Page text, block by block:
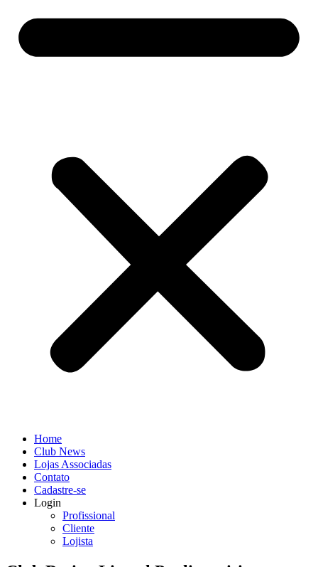
Home
Club News
Lojas Associadas
Contato
Cadastre-se
Login
Profissional
Cliente
Lojista